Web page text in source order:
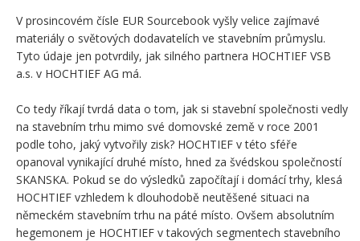
V prosincovém čísle EUR Sourcebook vyšly velice zajímavé
materiály o světových dodavatelích ve stavebním průmyslu.
Tyto údaje jen potvrdily, jak silného partnera HOCHTIEF VSB
a.s. v HOCHTIEF AG má.
Co tedy říkají tvrdá data o tom, jak si stavební společnosti vedly
na stavebním trhu mimo své domovské země v roce 2001
podle toho, jaký vytvořily zisk? HOCHTIEF v této sféře
opanoval vynikající druhé místo, hned za švédskou společností
SKANSKA. Pokud se do výsledků započítají i domácí trhy, klesá
HOCHTIEF vzhledem k dlouhodobě neutěšené situaci na
německém stavebním trhu na páté místo. Ovšem absolutním
hegemonem je HOCHTIEF v takových segmentech stavebního